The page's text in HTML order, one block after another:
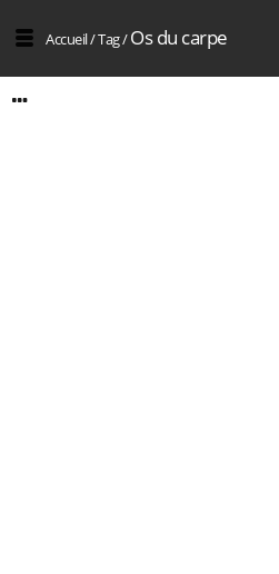
Accueil/Tag/Os du carpe